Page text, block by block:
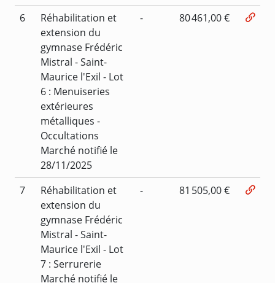
6
Réhabilitation et
extension du
gymnase Frédéric
Mistral - Saint-
Maurice l'Exil - Lot
6 : Menuiseries
extérieures
métalliques -
Occultations
Marché notifié le
28/11/2025
- 80 461,00 €
7
Réhabilitation et
extension du
gymnase Frédéric
Mistral - Saint-
Maurice l'Exil - Lot
7 : Serrurerie
Marché notifié le
- 81 505,00 €